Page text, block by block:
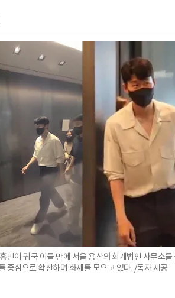
민이 귀국 이틀 만에 서울 용산의 회계법인 사무소
중심으로 확산하며 화제를 모으고 있다. /독자 제공